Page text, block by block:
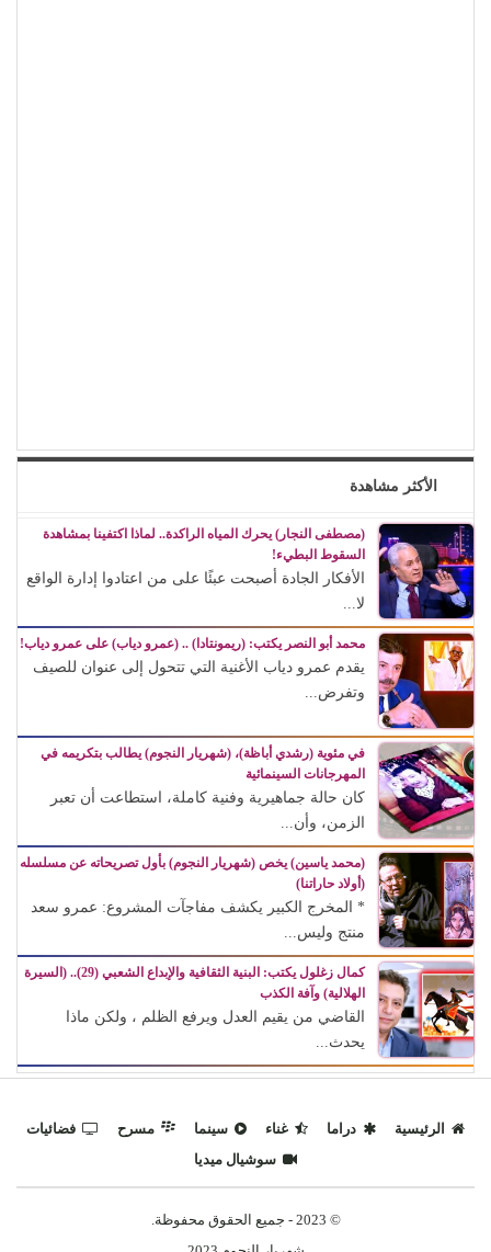
الأكثر مشاهدة
(مصطفى النجار) يحرك المياه الراكدة.. لماذا اكتفينا بمشاهدة
السقوط البطيء!
الأفكار الجادة أصبحت عبئًا على من اعتادوا إدارة الواقع
لا...
محمد أبو النصر يكتب: (ريمونتادا) .. (عمرو دياب) على عمرو دياب!
يقدم عمرو دياب الأغنية التي تتحول إلى عنوان للصيف
وتفرض...
في مئوية (رشدي أباظة)، (شهريار النجوم) يطالب بتكريمه في
المهرجانات السينمائية
كان حالة جماهيرية وفنية كاملة، استطاعت أن تعبر
الزمن، وأن...
(محمد ياسين) يخص (شهريار النجوم) بأول تصريحاته عن مسلسله
(أولاد حاراتنا)
* المخرج الكبير يكشف مفاجآت المشروع: عمرو سعد
منتج وليس...
كمال زغلول يكتب: البنية الثقافية والإبداع الشعبي (29).. (السيرة
الهلالية) وآفة الكذب
القاضي من يقيم العدل ويرفع الظلم ، ولكن ماذا
يحدث...
الرئيسية دراما غناء سينما مسرح
فضائيات
سوشيال ميديا
© 2023 - جميع الحقوق محفوظة.